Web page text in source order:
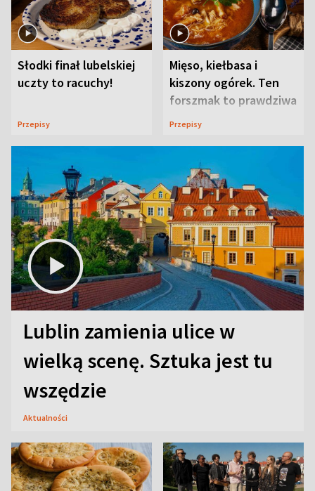
Słodki finał lubelskiej
uczty to racuchy!
Przepisy
Mięso, kiełbasa i
kiszony ogórek. Ten
forszmak to prawdziwa
uczta
Przepisy
Lublin zamienia ulice w
wielką scenę. Sztuka jest tu
wszędzie
Aktualności